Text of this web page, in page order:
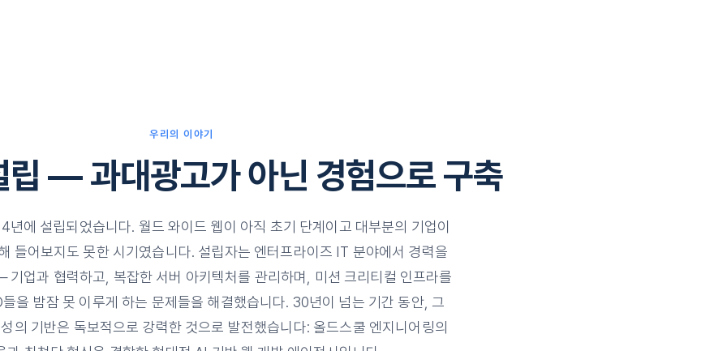
우리의 이야기
— 과대광고가 아닌 경험으로 구축
에 설립되었습니다. 월드 와이드 웹이 아직 초기 단계이고 대부분의 기업이
들어보지도 못한 시기였습니다. 설립자는 엔터프라이즈 IT 분야에서 경력을
기업과 협력하고, 복잡한 서버 아키텍처를 관리하며, 미션 크리티컬 인프라를
을 밤잠 못 이루게 하는 문제들을 해결했습니다. 30년이 넘는 기간 동안, 그
의 기반은 독보적으로 강력한 것으로 발전했습니다: 올드스쿨 엔지니어링의